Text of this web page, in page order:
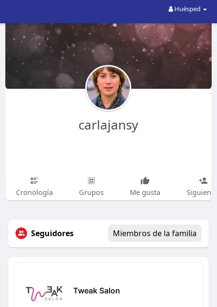
Huésped
carlajansy
Cronología Grupos Me gusta
Seguidores Miembros de la familia
Tweak Salon